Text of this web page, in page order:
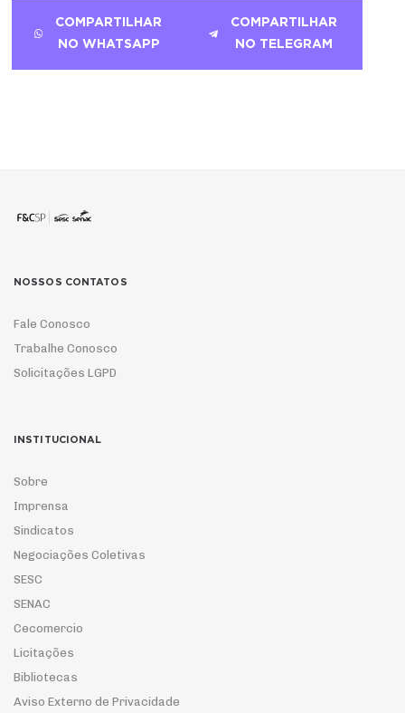
COMPARTILHAR
NO WHATSAPP
COMPARTILHAR
NO TELEGRAM
NOSSOS CONTATOS
Fale Conosco
Trabalhe Conosco
Solicitações LGPD
INSTITUCIONAL
Sobre
Imprensa
Sindicatos
Negociações Coletivas
SESC
SENAC
Cecomercio
Licitações
Bibliotecas
Aviso Externo de Privacidade